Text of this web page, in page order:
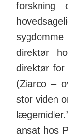
forsk­ning
direktør
direktør for
(Ziarco –
stor viden
ansat hos